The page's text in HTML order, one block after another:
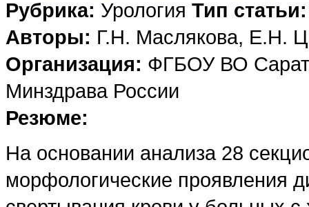
Рубрика: Урология Тип статьи:
Авторы: Г.Н. Маслякова, Е.Н.
Организация: ФГБОУ ВО
Минздрава России
Резюме:
На основании анализа 28
морфологические проявления